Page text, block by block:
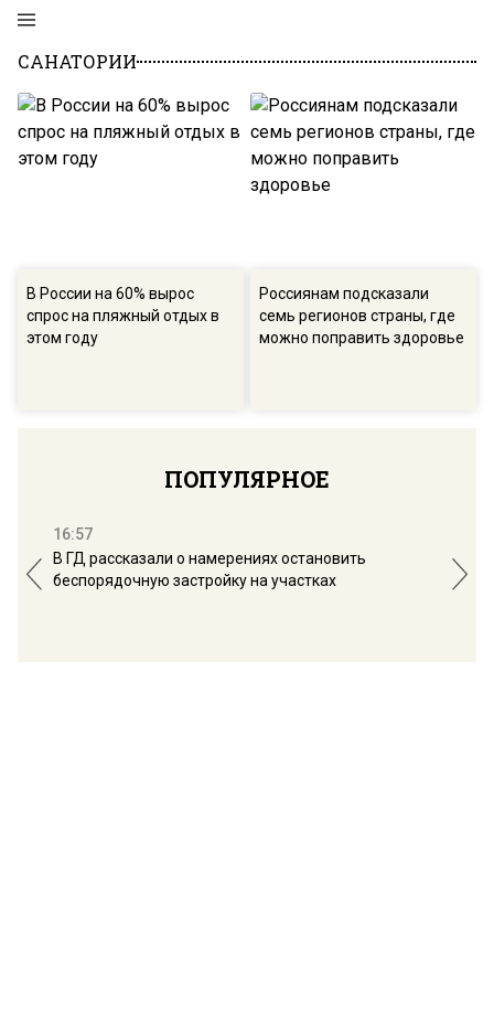
САНАТОРИИ
В России на 60% вырос
спрос на пляжный отдых в
этом году
Россиянам подсказали
семь регионов страны, где
можно поправить здоровье
ПОПУЛЯРНОЕ
16:57
В ГД рассказали о намерениях остановить
беспорядочную застройку на участках